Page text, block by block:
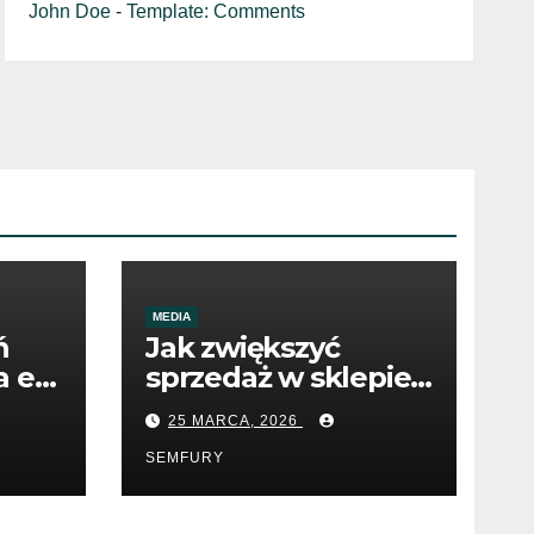
John Doe -Template: Comments
e-
MEDIA
Jak zwiększyć
sprzedaż w sklepie
internetowym
dzięki SEO
25 MARCA, 2026
SEMFURY